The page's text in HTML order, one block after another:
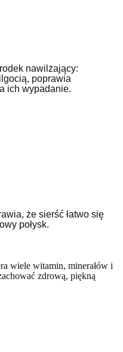
nawilżający:
poprawia
ich wypadanie.
że sierść łatwo się
połysk.
wiele witamin, minerałów i
zdrową, piękną